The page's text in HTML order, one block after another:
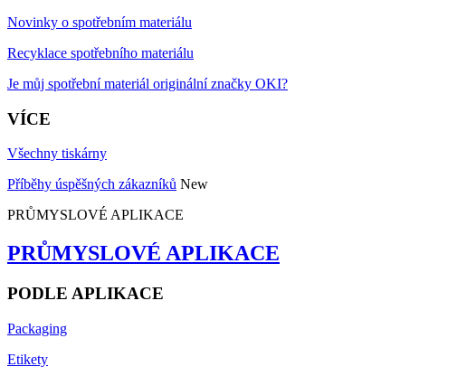
Novinky o spotřebním materiálu
Recyklace spotřebního materiálu
Je můj spotřební materiál originální značky OKI?
VÍCE
Všechny tiskárny
Příběhy úspěšných zákazníků New
PRŮMYSLOVÉ APLIKACE
PRŮMYSLOVÉ APLIKACE
PODLE APLIKACE
Packaging
Etikety